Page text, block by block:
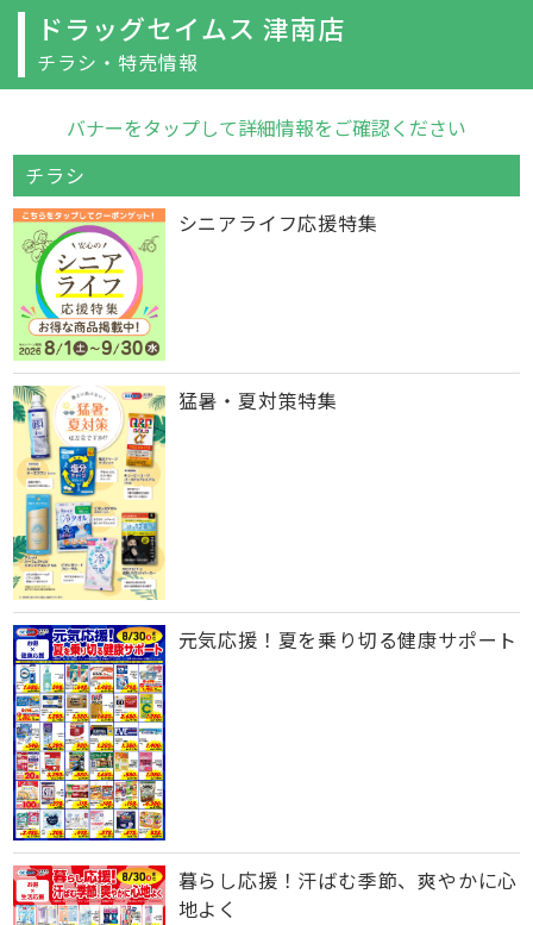
ドラッグセイムス 津南店
チラシ・特売情報
バナーをタップして詳細情報をご確認ください
チラシ
シニアライフ応援特集
猛暑・夏対策特集
元気応援！夏を乗り切る健康サポート
暮らし応援！汗ばむ季節、爽やかに心
地よく